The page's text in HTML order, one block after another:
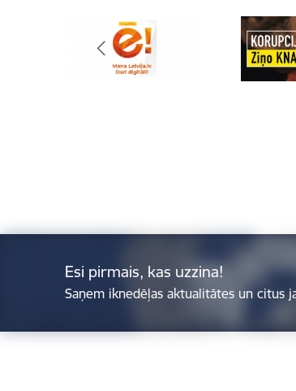
Esi pirmais, kas uzzina!
Saņem iknedēļas aktualitātes un citus